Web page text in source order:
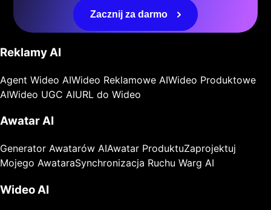
Zacznij za darmo
Reklamy AI
Agent Wideo AIWideo Reklamowe AIWideo Produktowe
AIWideo UGC AIURL do Wideo
Awatar AI
Generator Awatarów AIAwatar ProduktuZaprojektuj
Mojego AwataraSynchronizacja Ruchu Warg AI
Wideo AI